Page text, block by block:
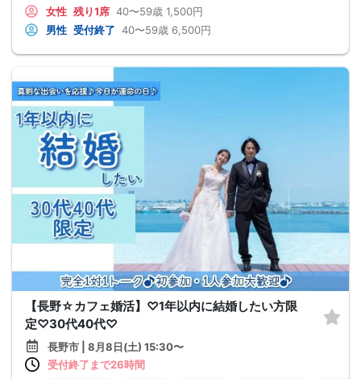
女性 残り1席 40〜59歳 1,500円
男性 受付終了 40〜59歳 6,500円
【長野☆カフェ婚活】♡1年以内に結婚したい方限
定♡30代40代♡
長野市 | 8月8日(土) 15:30〜
受付終了まで26時間